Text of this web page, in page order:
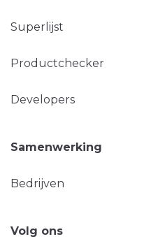
Superlijst
Productchecker
Developers
Samenwerking
Bedrijven
Volg ons